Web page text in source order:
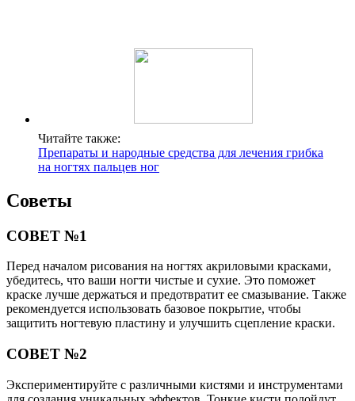
Читайте также:
Препараты и народные средства для лечения грибка
на ногтях пальцев ног
Советы
СОВЕТ №1
Перед началом рисования на ногтях акриловыми красками,
убедитесь, что ваши ногти чистые и сухие. Это поможет
краске лучше держаться и предотвратит ее смазывание. Также
рекомендуется использовать базовое покрытие, чтобы
защитить ногтевую пластину и улучшить сцепление краски.
СОВЕТ №2
Экспериментируйте с различными кистями и инструментами